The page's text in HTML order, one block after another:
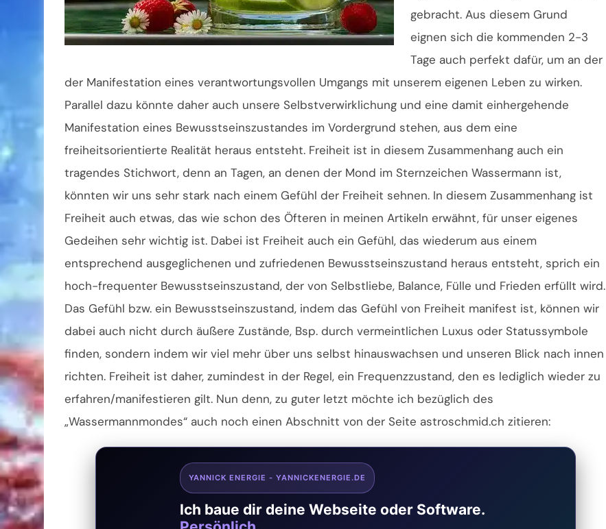
gebracht. Aus diesem Grund
eignen sich die kommenden 2-3
Tage auch perfekt dafür, um an der
der Manifestation eines verantwortungsvollen Umgangs mit unserem eigenen Leben zu wirken.
Parallel dazu könnte daher auch unsere Selbstverwirklichung und eine damit einhergehende
Manifestation eines Bewusstseinszustandes im Vordergrund stehen, aus dem eine
freiheitsorientierte Realität heraus entsteht. Freiheit ist in diesem Zusammenhang auch ein
tragendes Stichwort, denn an Tagen, an denen der Mond im Sternzeichen Wassermann ist,
könnten wir uns sehr stark nach einem Gefühl der Freiheit sehnen. In diesem Zusammenhang ist
Freiheit auch etwas, das wie schon des Öfteren in meinen Artikeln erwähnt, für unser eigenes
Gedeihen sehr wichtig ist. Dabei ist Freiheit auch ein Gefühl, das wiederum aus einem
entsprechend ausgeglichenen und zufriedenen Bewusstseinszustand heraus entsteht, sprich ein
hoch-frequenter Bewusstseinszustand, der von Selbstliebe, Balance, Fülle und Frieden erfüllt wird.
Das Gefühl bzw. ein Bewusstseinszustand, indem das Gefühl von Freiheit manifest ist, können wir
dabei auch nicht durch äußere Zustände, Bsp. durch vermeintlichen Luxus oder Statussymbole
finden, sondern indem wir viel mehr über uns selbst hinauswachsen und unseren Blick nach innen
richten. Freiheit ist daher, zumindest in der Regel, ein Frequenzzustand, den es lediglich wieder zu
erfahren/manifestieren gilt. Nun denn, zu guter letzt möchte ich bezüglich des
„Wassermannmondes“ auch noch einen Abschnitt von der Seite astroschmid.ch zitieren:
YANNICK ENERGIE - YANNICKENERGIE.DE
Ich baue dir deine Webseite oder Software.